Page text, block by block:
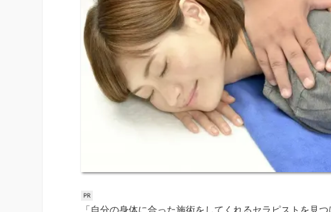
「自分の身体に合った施術をしてくれるセラピストを見